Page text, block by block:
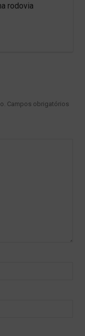
rodovia
Campos obrigatórios